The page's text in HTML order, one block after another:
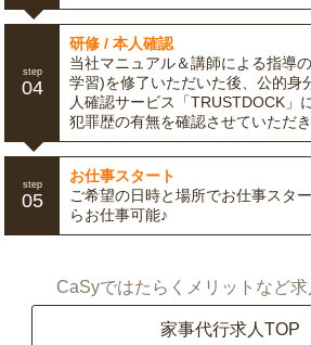
step
04
研修 / 本人確認
当社マニュアル＆講師による指導
学習)を修了いただいた後、公的身
人確認サービス「TRUSTDOCK」
犯罪歴の有無を確認させていただき
step
05
お仕事スタート
ご希望の日時と場所でお仕事スタ
らお仕事可能♪
CaSyではたらくメリットなど
家事代行求人TOP